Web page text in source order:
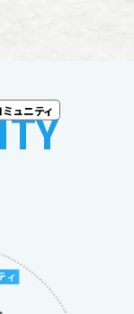
ュニティ